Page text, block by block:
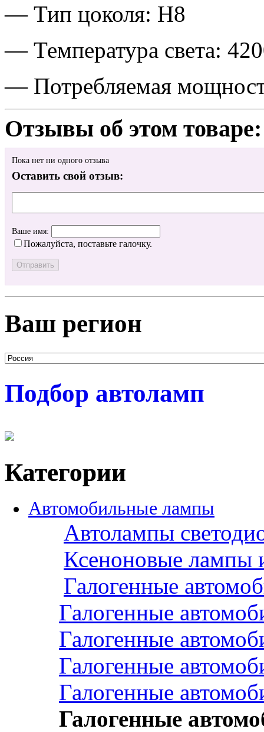
— Тип цоколя: H8
— Температура света:
— Потребляемая
Отзывы об этом товаре:
Пока нет ни одного отзыва
Оставить свой отзыв:
Ваше имя:
Пожалуйста, поставьте галочку.
Ваш регион
Подбор автоламп
Категории
Автомобильные лампы
Автолампы
Ксеноновые лампы
Галогенные
Галогенные
Галогенные
Галогенные
Галогенные
Галогенные